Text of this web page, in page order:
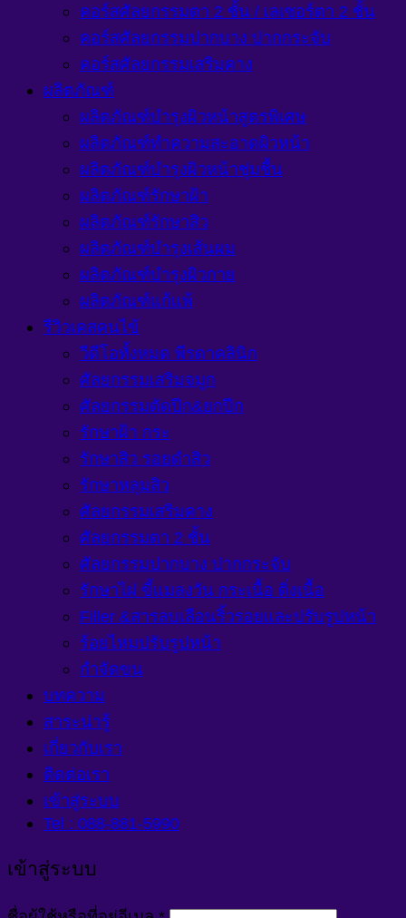
คอร์สศัลยกรรมตา 2 ชั้น / เลเซอร์ตา 2 ชั้น
คอร์สศัลยกรรมปากบาง ปากกระจับ
คอร์สศัลยกรรมเสริมคาง
ผลิตภัณฑ์
ผลิตภัณฑ์บำรุงผิวหน้าสูตรพิเศษ
ผลิตภัณฑ์ทำความสะอาดผิวหน้า
ผลิตภัณฑ์บำรุงผิวหน้าชุ่มชื้น
ผลิตภัณฑ์รักษาฝ้า
ผลิตภัณฑ์รักษาสิว
ผลิตภัณฑ์บำรุงเส้นผม
ผลิตภัณฑ์บำรุงผิวกาย
ผลิตภัณฑ์แก้แพ้
รีวิวเคสคนไข้
วีดีโอทั้งหมด พีรดาคลินิก
ศัลยกรรมเสริมจมูก
ศัลยกรรมตัดปีก&ยกปีก
รักษาฝ้า กระ
รักษาสิว รอยดำสิว
รักษาหลุมสิว
ศัลยกรรมเสริมคาง
ศัลยกรรมตา 2 ชั้น
ศัลยกรรมปากบาง ปากกระจับ
รักษาไฝ ขี้แมลงวัน กระเนื้อ ติ่งเนื้อ
Filler &สารลบเลือนริ้วรอยและปรับรูปหน้า
ร้อยไหมปรับรูปหน้า
กำจัดขน
บทความ
สาระน่ารู้
เกี่ยวกับเรา
ติดต่อเรา
เข้าสู่ระบบ
Tel : 088-881-5990
เข้าสู่ระบบ